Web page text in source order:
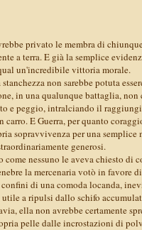
privato le membra di
a terra. E già la semplice
un'incredibile vittoria morale.
non sarebbe potuta
in una qualunque battaglia,
e peggio, intralciando il
E Guerra, per quanto
sopravvivenza per una
generosi.
come nessuno le aveva chiesto di
la mercenaria votò in favore
di una comoda locanda,
a ripulsi dallo schifo
ella non avrebbe certamente
pelle dalle incrostazioni di